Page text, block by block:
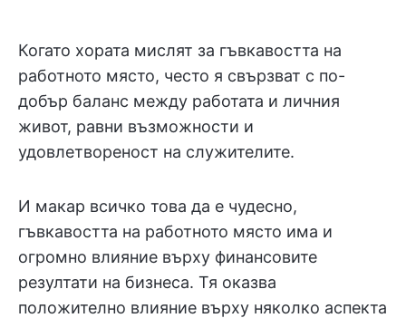
Когато хората мислят за гъвкавостта на
работното място, често я свързват с по-
добър баланс между работата и личния
живот, равни възможности и
удовлетвореност на служителите.
И макар всичко това да е чудесно,
гъвкавостта на работното място има и
огромно влияние върху финансовите
резултати на бизнеса. Тя оказва
положително влияние върху няколко аспекта